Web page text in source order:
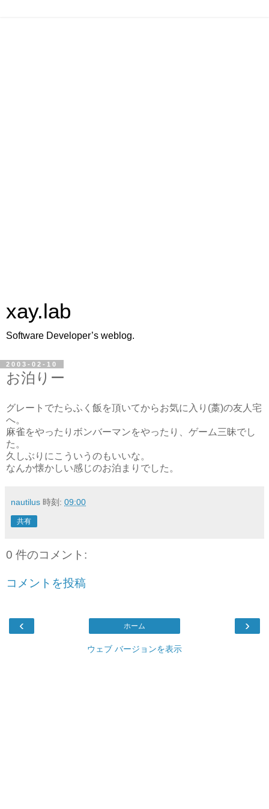
xay.lab
Software Developer’s weblog.
2003-02-10
お泊りー
グレートでたらふく飯を頂いてからお気に入り(藁)の友人宅
へ。
麻雀をやったりボンバーマンをやったり、ゲーム三昧でし
た。
久しぶりにこういうのもいいな。
なんか懐かしい感じのお泊まりでした。
nautilus 時刻: 09:00
共有
0 件のコメント:
コメントを投稿
‹ ›
ホーム
ウェブ バージョンを表示